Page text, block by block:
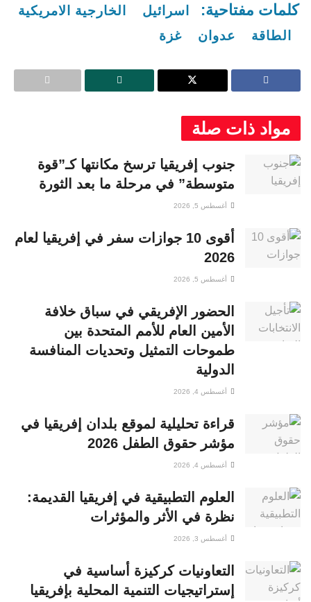
كلمات مفتاحية: اسرائيل
الخارجية الامريكية
الطاقة
عدوان غزة
مواد ذات صلة
جنوب إفريقيا ترسخ مكانتها كـ”قوة
متوسطة” في مرحلة ما بعد الثورة
أغسطس 5, 2026
أقوى 10 جوازات سفر في إفريقيا لعام
2026
أغسطس 5, 2026
الحضور الإفريقي في سباق خلافة
الأمين العام للأمم المتحدة بين
طموحات التمثيل وتحديات المنافسة
الدولية
أغسطس 4, 2026
قراءة تحليلية لموقع بلدان إفريقيا في
مؤشر حقوق الطفل 2026
أغسطس 4, 2026
العلوم التطبيقية في إفريقيا القديمة:
نظرة في الأثر والمؤثرات
أغسطس 3, 2026
التعاونيات كركيزة أساسية في
إستراتيجيات التنمية المحلية بإفريقيا